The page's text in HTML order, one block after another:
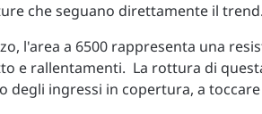
che seguano direttamente il
l'area a 6500 rappresenta una
e rallentamenti. La rottura di
degli ingressi in copertura, a toccare